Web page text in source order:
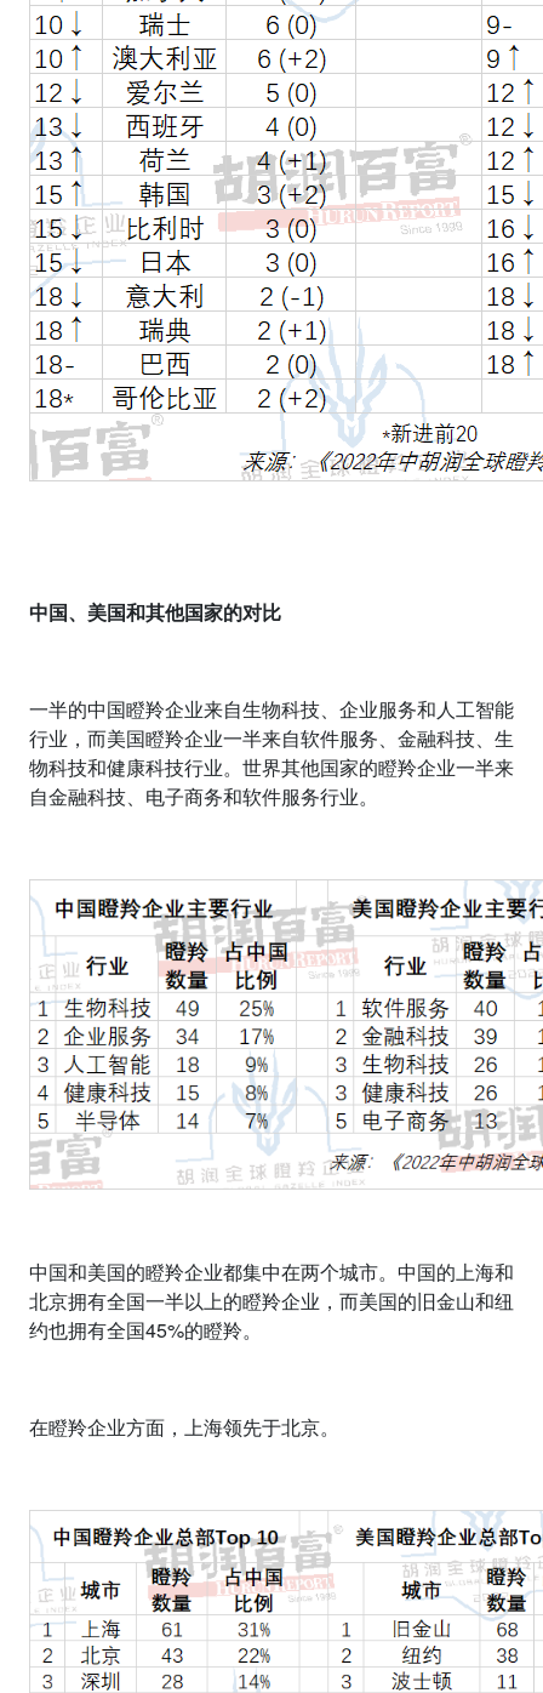
中国、美国和其他国家的对比
一半的中国瞪羚企业来自生物科技、企业服务和人工智能
行业，而美国瞪羚企业一半来自软件服务、金融科技、生
物科技和健康科技行业。 世界其他国家的瞪羚企业一半来
自金融科技、电子商务和软件服务行业。
中国和美国的瞪羚企业都集中在两个城市。中国的上海和
北京拥有全国一半以上的瞪羚企业，而美国的旧金山和纽
约也拥有全国45%的瞪羚。
在瞪羚企业方面，上海领先于北京。